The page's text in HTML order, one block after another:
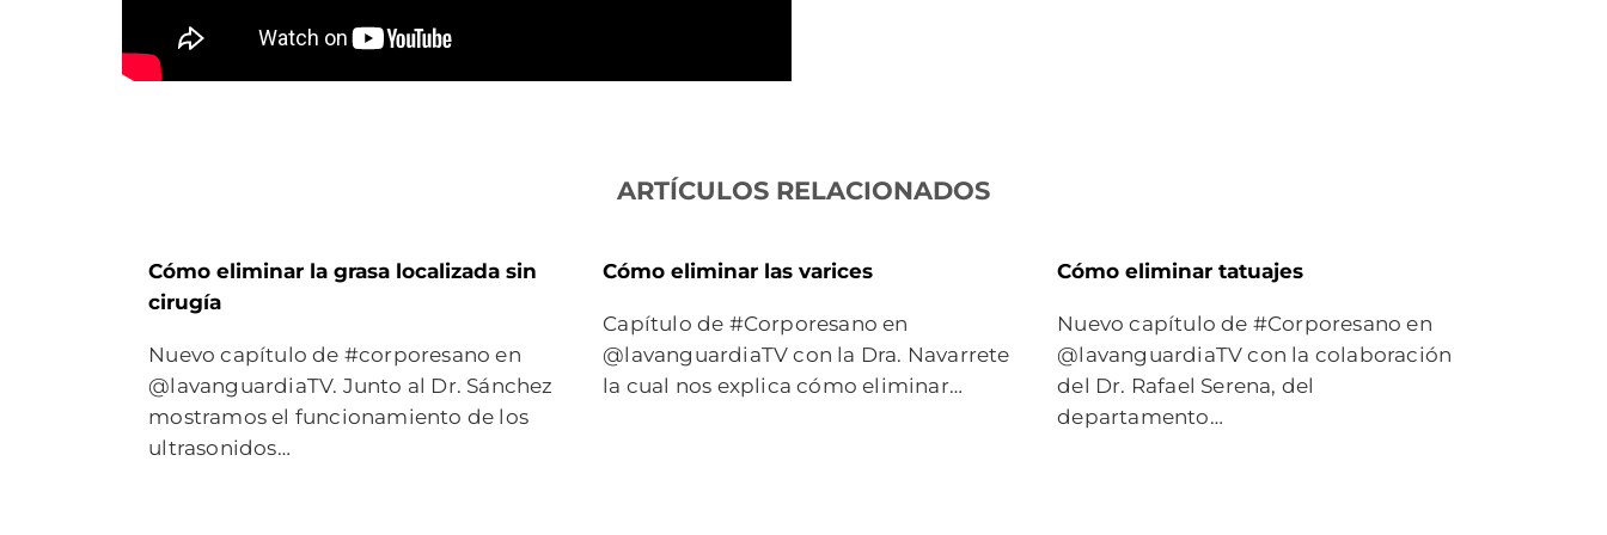
ARTÍCULOS RELACIONADOS
Cómo eliminar la grasa localizada sin
cirugía
Nuevo capítulo de #corporesano en
@lavanguardiaTV. Junto al Dr. Sánchez
mostramos el funcionamiento de los
ultrasonidos…
Cómo eliminar las varices
Capítulo de #Corporesano en
@lavanguardiaTV con la Dra. Navarrete
la cual nos explica cómo eliminar…
Cómo eliminar tatuajes
Nuevo capítulo de #Corporesano en
@lavanguardiaTV con la colaboración
del Dr. Rafael Serena, del
departamento…